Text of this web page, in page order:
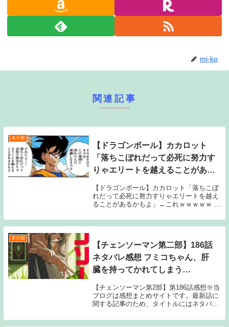
mi-ko
関連記事
未分類
【ドラゴンボール】カカロット
「落ちこぼれだって必死に努力す
りゃエリートを越えることがある
【ドラゴンボール】カカロット「落ちこぼ
れだって必死に努力すりゃエリートを越え
ることがあるかもよ」←これｗｗｗｗｗ 1:
読むSource: ちゃん速【ドラゴンボール】
カカロ...
未分類
【チェンソーマン第二部】186話
ネタバレ感想 フミコちゃん、肝
臓を持ってかれてしまう…
【チェンソーマン第2部】第186話感想※当
ブログは感想まとめサイトです。最新話に
関する記事のため、タイトルにはネタバレ
フ書きおこしやスクリーンショットの画像